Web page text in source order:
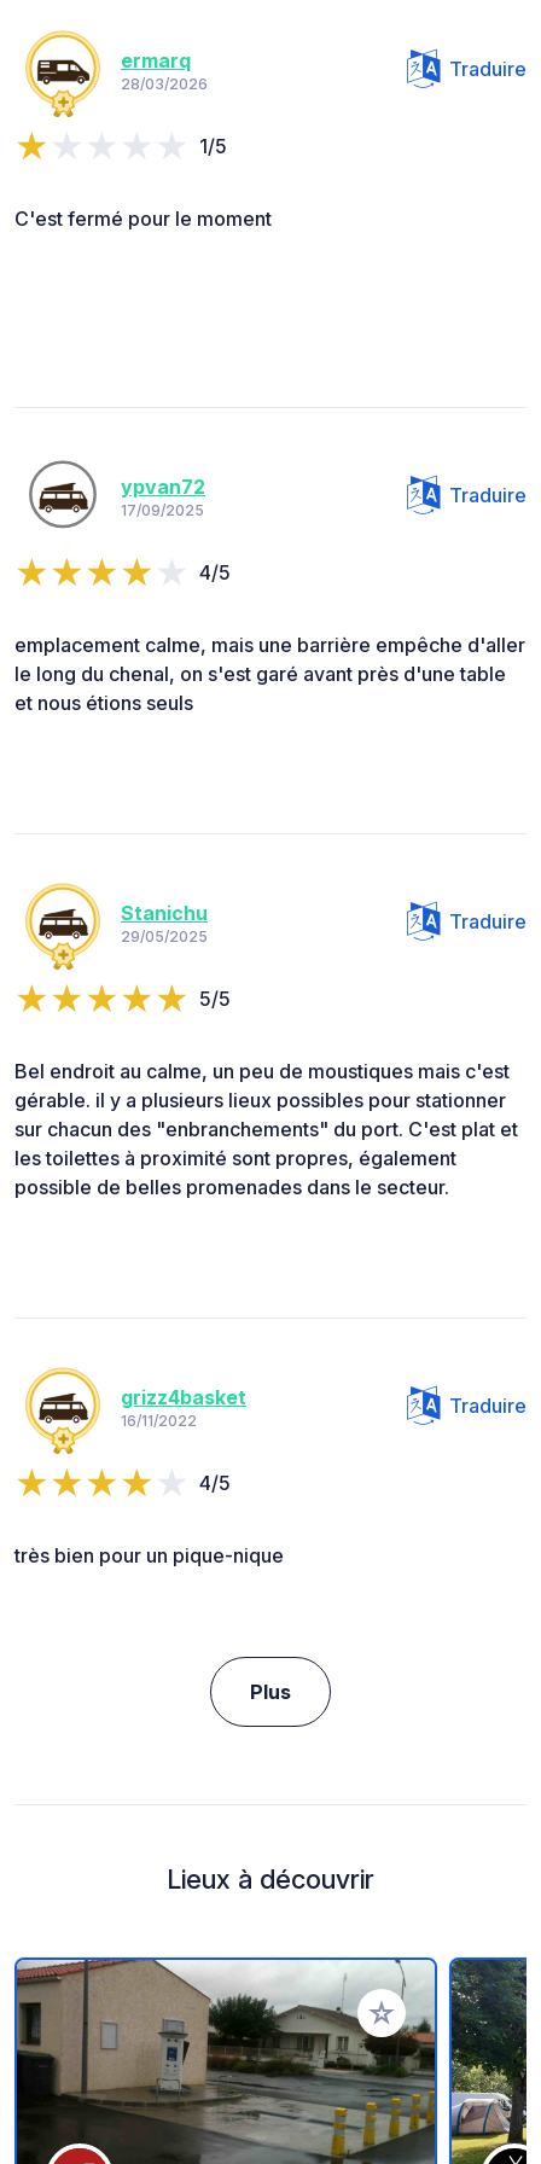
ermarq
28/03/2026
Traduire
1/5
C'est fermé pour le moment
ypvan72
17/09/2025
Traduire
4/5
emplacement calme, mais une barrière empêche d'aller
le long du chenal, on s'est garé avant près d'une table
et nous étions seuls
Stanichu
29/05/2025
Traduire
5/5
Bel endroit au calme, un peu de moustiques mais c'est
gérable. il y a plusieurs lieux possibles pour stationner
sur chacun des "enbranchements" du port. C'est plat et
les toilettes à proximité sont propres, également
possible de belles promenades dans le secteur.
grizz4basket
16/11/2022
Traduire
4/5
très bien pour un pique-nique
Plus
Lieux à découvrir
Ajouter à vos